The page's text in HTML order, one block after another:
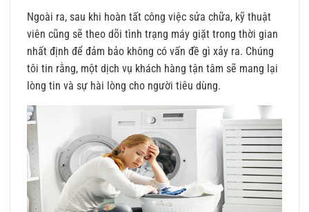
Ngoài ra, sau khi hoàn tất công việc sửa chữa, kỹ thuật
viên cũng sẽ theo dõi tình trạng máy giặt trong thời gian
nhất định để đảm bảo không có vấn đề gì xảy ra. Chúng
tôi tin rằng, một dịch vụ khách hàng tận tâm sẽ mang lại
lòng tin và sự hài lòng cho người tiêu dùng.